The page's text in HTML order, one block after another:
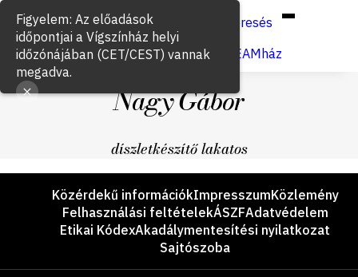
Keresés
Jegyvásárlás
VígSTREAMház
Nagy Gábor
díszletkészítő lakatos
LáblécKözérdekű információkImpresszumKözlemény
Felhasználási feltételekÁSZFAdatvédelem
Etikai KódexAkadálymentesítési nyilatkozat
Sajtószoba
Figyelem: Az előadások
időpontjai a Vígszínház helyi
időzónájában (CET/CEST) vannak
megadva.